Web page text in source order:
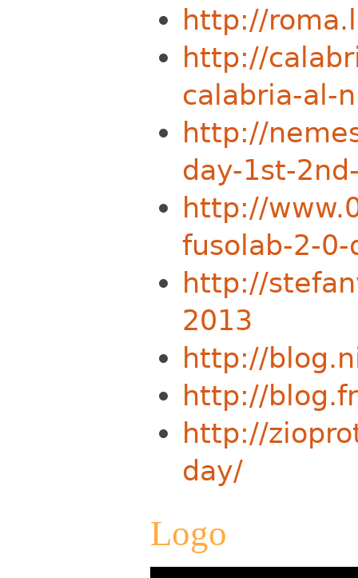
http://
http://
calabria-al-
http://
day-1st-
http://
fusolab-2-
http://
2013
http://
http://
http://
day/
Logo